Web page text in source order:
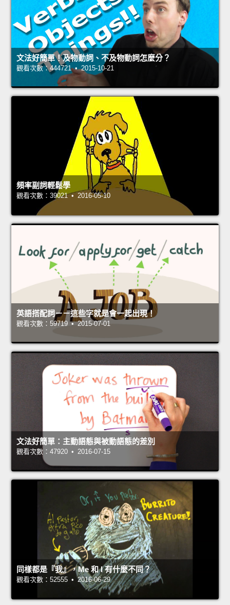
文法好簡單！及物動詞、不及物動詞怎麼分？
觀看次數：444721 • 2015-10-21
頻率副詞輕鬆學
觀看次數：39021 • 2016-05-10
英語搭配詞－－這些字就是會一起出現！
觀看次數：59719 • 2015-07-01
文法好簡單：主動語態與被動語態的差別
觀看次數：47920 • 2016-07-15
同樣都是『我』，Me 和 I 有什麼不同？
觀看次數：52555 • 2016-06-29